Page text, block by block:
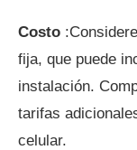
Costo
fija, que puede
instalación.
tarifas
celular.